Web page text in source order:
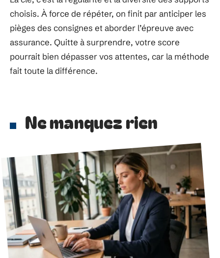
choisis. À force de répéter, on finit par anticiper les
pièges des consignes et aborder l’épreuve avec
assurance. Quitte à surprendre, votre score
pourrait bien dépasser vos attentes, car la méthode
fait toute la différence.
Ne manquez rien